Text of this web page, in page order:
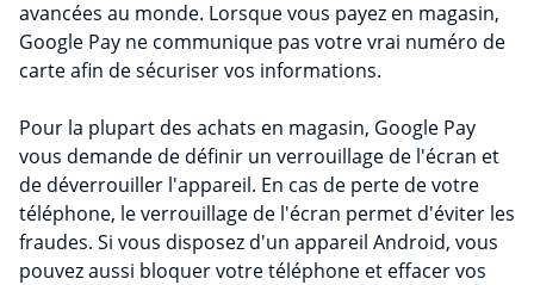
avancées au monde. Lorsque vous payez en magasin,
Google Pay ne communique pas votre vrai numéro de
carte afin de sécuriser vos informations.
Pour la plupart des achats en magasin, Google Pay
vous demande de définir un verrouillage de l'écran et
de déverrouiller l'appareil. En cas de perte de votre
téléphone, le verrouillage de l'écran permet d'éviter les
fraudes. Si vous disposez d'un appareil Android, vous
pouvez aussi bloquer votre téléphone et effacer vos